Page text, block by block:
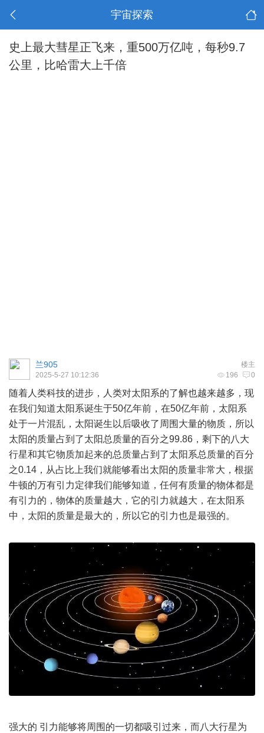
宇宙探索
史上最大彗星正飞来，重500万亿吨，每秒9.7
公里，比哈雷大上千倍
楼主
兰905
196 0
2025-5-27 10:12:36
随着人类科技的进步，人类对太阳系的了解也越来越多，现
在我们知道太阳系诞生于50亿年前，在50亿年前，太阳系
处于一片混乱，太阳诞生以后吸收了周围大量的物质，所以
太阳的质量占到了太阳总质量的百分之99.86，剩下的八大
行星和其它物质加起来的总质量占到了太阳系总质量的百分
之0.14，从占比上我们就能够看出太阳的质量非常大，根据
牛顿的万有引力定律我们能够知道，任何有质量的物体都是
有引力的，物体的质量越大，它的引力就越大，在太阳系
中，太阳的质量是最大的，所以它的引力也是最强的。
强大的 引力能够将周围的一切都吸引过来，而八大行星为